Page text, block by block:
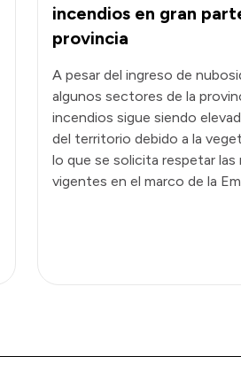
incendios en gran
provincia
A pesar del ingreso de
algunos sectores de la
incendios sigue siendo
del territorio debido a la
lo que se solicita respetar
vigentes en el marco de la